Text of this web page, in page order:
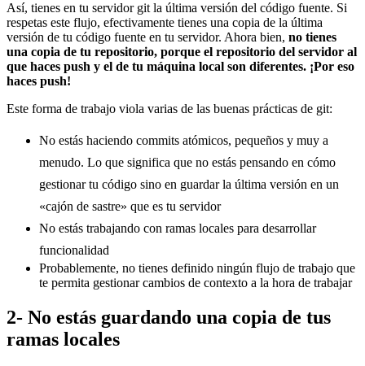
Así, tienes en tu servidor git la última versión del código fuente. Si
respetas este flujo, efectivamente tienes una copia de la última
versión de tu código fuente en tu servidor. Ahora bien, no tienes
una copia de tu repositorio, porque el repositorio del servidor al
que haces push y el de tu máquina local son diferentes. ¡Por eso
haces push!
Este forma de trabajo viola varias de las buenas prácticas de git:
No estás haciendo commits atómicos, pequeños y muy a
menudo. Lo que significa que no estás pensando en cómo
gestionar tu código sino en guardar la última versión en un
«cajón de sastre» que es tu servidor
No estás trabajando con ramas locales para desarrollar
funcionalidad
Probablemente, no tienes definido ningún flujo de trabajo que
te permita gestionar cambios de contexto a la hora de trabajar
2- No estás guardando una copia de tus
ramas locales